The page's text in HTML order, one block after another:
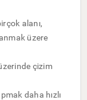
alanı,
üzere
çizim
daha hızlı